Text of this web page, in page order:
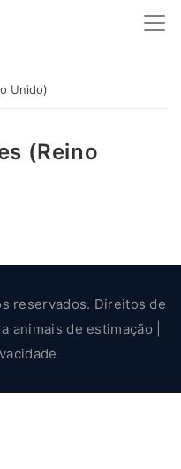
Unido)
(Reino
reservados. Direitos de
animais de estimação